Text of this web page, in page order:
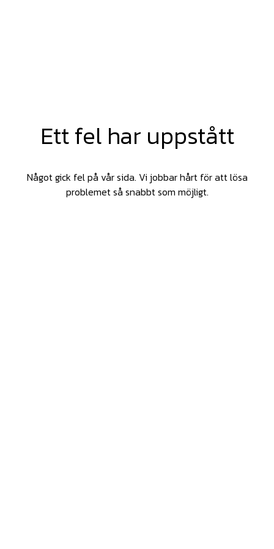
Ett fel har uppstått
Något gick fel på vår sida. Vi jobbar hårt för att lösa
problemet så snabbt som möjligt.